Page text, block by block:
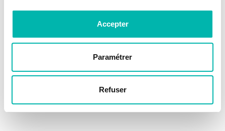
Accepter
Paramétrer
Refuser